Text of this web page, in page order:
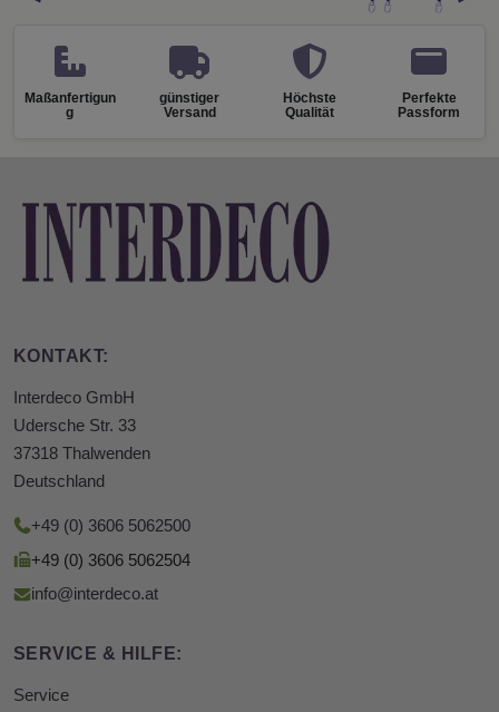
Maßanfertigun
g
günstiger
Versand
Höchste
Qualität
Perfekte
Passform
KONTAKT:
Interdeco GmbH
Udersche Str. 33
37318 Thalwenden
Deutschland
+49 (0) 3606 5062500
+49 (0) 3606 5062504
info@interdeco.at
SERVICE & HILFE:
Service